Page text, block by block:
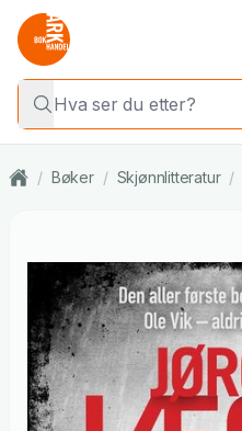
/ Bøker / Skjønnlitteratur /